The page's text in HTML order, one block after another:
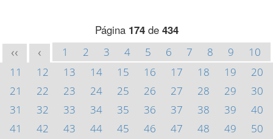
Página 174de 434
<< < 1 2 3 4 5 6 7 8 9
10
11
12 13 14 15 16 17 18 19
20
21
22 23 24 25 26 27 28 29
30
31
32 33 34 35 36 37 38 39
40
41
42 43 44 45 46 47 48 49
50